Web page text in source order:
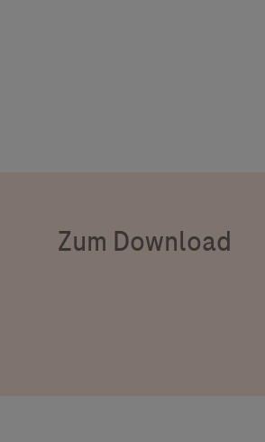
Zum Download